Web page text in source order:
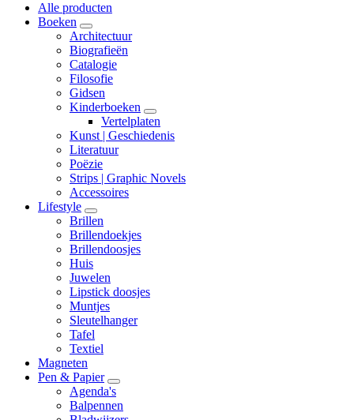
Alle producten
Boeken
Architectuur
Biografieën
Catalogie
Filosofie
Gidsen
Kinderboeken
Vertelplaten
Kunst | Geschiedenis
Literatuur
Poëzie
Strips | Graphic Novels
Accessoires
Lifestyle
Brillen
Brillendoekjes
Brillendoosjes
Huis
Juwelen
Lipstick doosjes
Muntjes
Sleutelhanger
Tafel
Textiel
Magneten
Pen & Papier
Agenda's
Balpennen